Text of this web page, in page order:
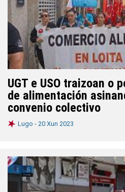
UGT e USO traizoan o
de alimentación
convenio colectivo
Lugo - 20 Xun 2023